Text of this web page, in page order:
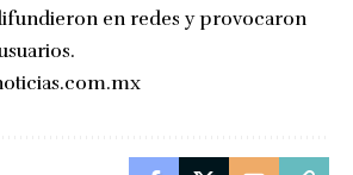
en redes y provocaron